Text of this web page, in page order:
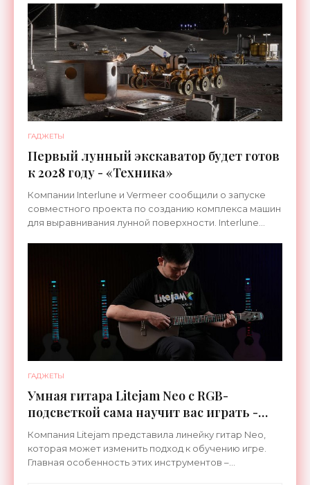
ГАДЖЕТЫ
Первый лунный экскаватор будет готов
к 2028 году - «Техника»
Компании Interlune и Vermeer сообщили о запуске
совместного проекта по созданию комплекса машин
для выравнивания лунной поверхности. Interlune
ГАДЖЕТЫ
Умная гитара Litejam Neo с RGB-
подсветкой сама научит вас играть -
«Гаджеты»
Компания Litejam представила линейку гитар Neo,
которая может изменить подход к обучению игре.
Главная особенность этих инструментов –